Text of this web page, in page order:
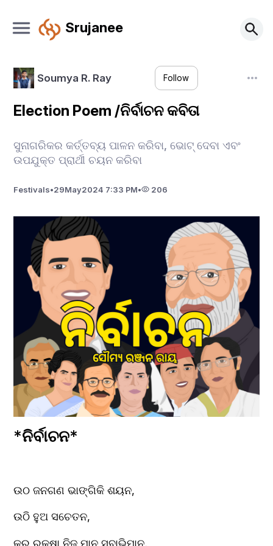
Srujanee
Soumya R. Ray Follow
Election Poem /ନିର୍ବାଚନ କବିତା
ସୁନାଗରିକର କର୍ତ୍ତବ୍ୟ ପାଳନ କରିବା, ଭୋଟ୍ ଦେବା ଏବଂ
ଉପଯୁକ୍ତ ପ୍ରାର୍ଥୀ ଚୟନ କରିବା
Festivals•29May2024 7:33 PM• 206
*ନିର୍ବାଚନ*
ଉଠ ଜନଗଣ ଭାଙ୍ଗିକି ଶୟନ,
ଉଠି ହୁଅ ସଚେତନ,
କର ରକ୍ଷା ନିଜ ମାନ ସ୍ବାଭିମାନ,